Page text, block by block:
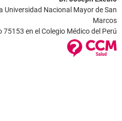
Universidad Nacional Mayor de San
Marcos
75153 en el Colegio Médico del Perú